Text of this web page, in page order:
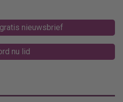
nieuwsbrief
nu lid